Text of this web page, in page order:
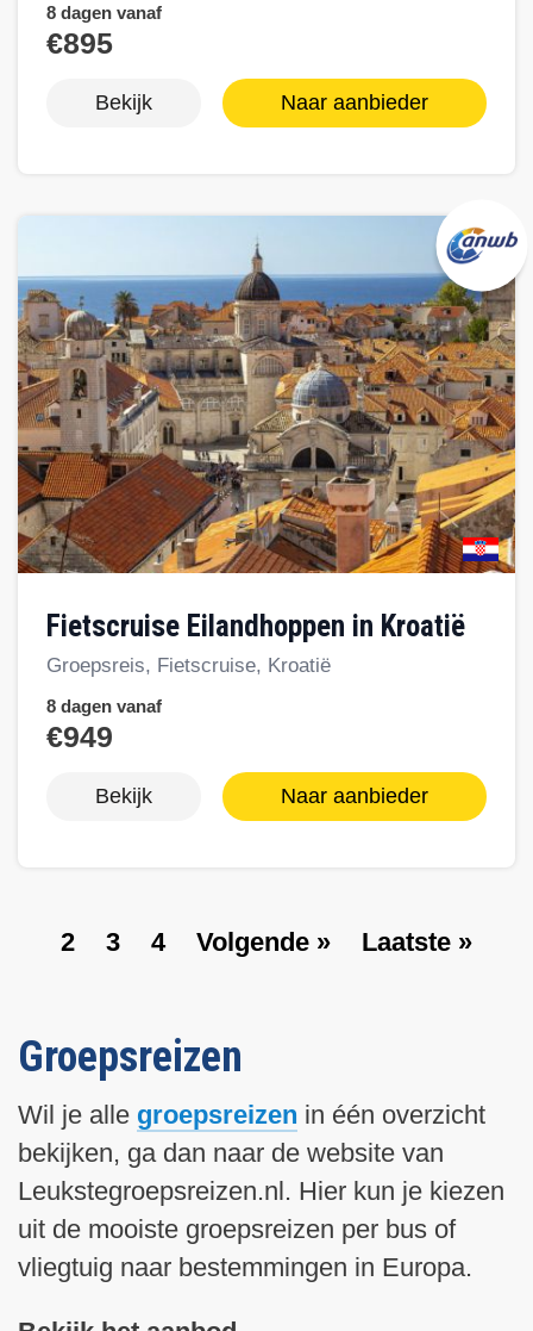
8 dagen vanaf
€895
Bekijk Naar aanbieder
Fietscruise Eilandhoppen in Kroatië
Groepsreis, Fietscruise, Kroatië
8 dagen vanaf
€949
Bekijk Naar aanbieder
Paginering
P
2
P
3
P
4
V
e
d
e
p
a
g
i
Volgende »
L
e
p
a
g
n
Laatste »
Groepsreizen
Wil je alle groepsreizen in één overzicht
bekijken, ga dan naar de website van
Leukstegroepsreizen.nl. Hier kun je kiezen
uit de mooiste groepsreizen per bus of
vliegtuig naar bestemmingen in Europa.